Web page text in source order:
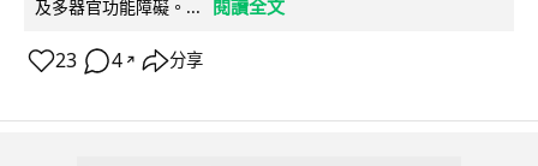
及多器官功能障礙。...
閱讀全文
23 4 ↗ 分享